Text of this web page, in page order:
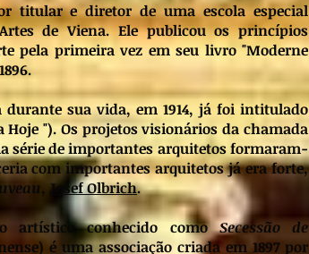
titular e diretor de uma escola especial
de Viena. Ele publicou os princípios
pela primeira vez em seu livro "Moderne
sua vida, em 1914, já foi intitulado
"). Os projetos visionários da chamada
série de importantes arquitetos formaram-
com importantes arquitetos já era forte,
,Josef Olbrich.
artístico conhecido comoSecessão de
é uma associação criada em 1897 por